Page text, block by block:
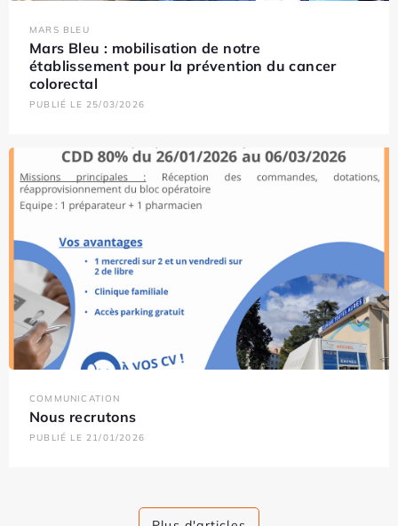
MARS BLEU
Mars Bleu : mobilisation de notre
établissement pour la prévention du cancer
colorectal
PUBLIÉ LE 25/03/2026
COMMUNICATION
Nous recrutons
PUBLIÉ LE 21/01/2026